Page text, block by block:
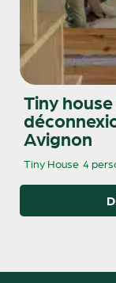
Tiny
Avignon
Tiny House 4